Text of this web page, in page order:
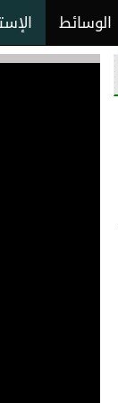
الوسائط